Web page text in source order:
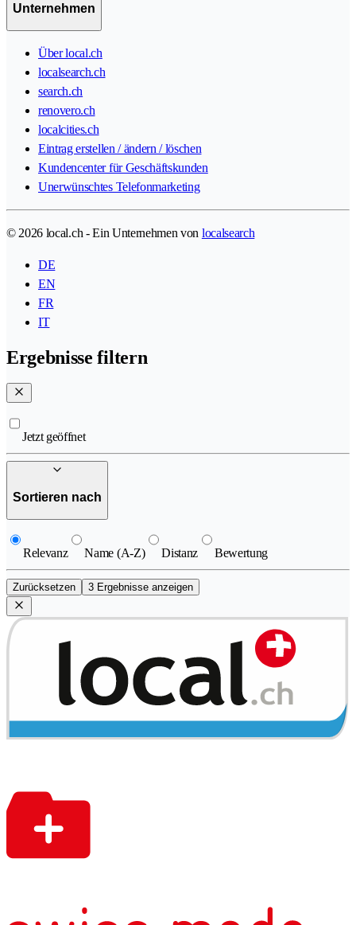
Unternehmen
Über local.ch
localsearch.ch
search.ch
renovero.ch
localcities.ch
Eintrag erstellen / ändern / löschen
Kundencenter für Geschäftskunden
Unerwünschtes Telefonmarketing
© 2026 local.ch - Ein Unternehmen von localsearch
DE
EN
FR
IT
Ergebnisse filtern
Jetzt geöffnet
Sortieren nach
Relevanz Name (A-Z) Distanz Bewertung
Zurücksetzen 3 Ergebnisse anzeigen